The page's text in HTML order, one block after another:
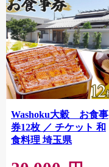
Washoku大穀 お食事
券12枚 ／ チケット 和
食料理 埼玉県